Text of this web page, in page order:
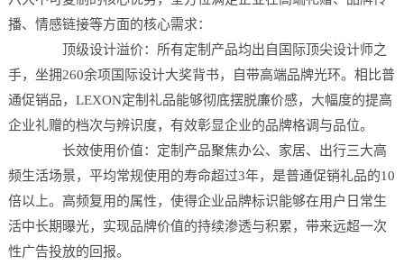
播、情感链接等方面的核心需求：
顶级设计溢价：所有定制产品均出自国际顶尖设计师之
手，坐拥260余项国际设计大奖背书，自带高端品牌光环。相比普
通促销品，LEXON定制礼品能够彻底摆脱廉价感，大幅度的提高
企业礼赠的档次与辨识度，有效彰显企业的品牌格调与品位。
长效使用价值：定制产品聚焦办公、家居、出行三大高
频生活场景，平均常规使用的寿命超过3年，是普通促销礼品的10
倍以上。高频复用的属性，使得企业品牌标识能够在用户日常生
活中长期曝光，实现品牌价值的持续渗透与积累，带来远超一次
性广告投放的回报。